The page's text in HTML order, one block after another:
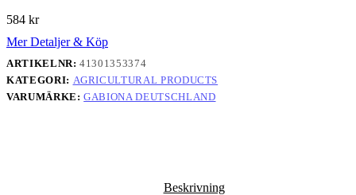
584 kr
Mer Detaljer & Köp
ARTIKELNR:41301353374
KATEGORI: AGRICULTURAL PRODUCTS
VARUMÄRKE:GABIONA DEUTSCHLAND
Beskrivning